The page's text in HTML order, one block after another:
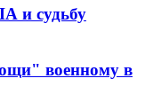
и судьбу
военному в